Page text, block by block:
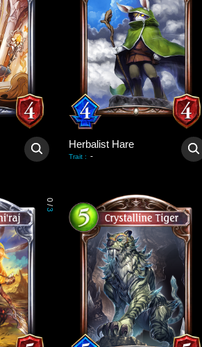
Herbalist Hare
Trait : -
0
/
3